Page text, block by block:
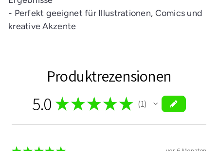
- Perfekt geeignet für Illustrationen, Comics und
kreative Akzente
Produktrezensionen
5.0 ★★★★★ 1